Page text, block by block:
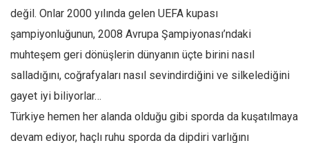
değil. Onlar 2000 yılında gelen UEFA kupası
şampiyonluğunun, 2008 Avrupa Şampiyonası’ndaki
muhteşem geri dönüşlerin dünyanın üçte birini nasıl
salladığını, coğrafyaları nasıl sevindirdiğini ve silkelediğini
gayet iyi biliyorlar…
Türkiye hemen her alanda olduğu gibi sporda da kuşatılmaya
devam ediyor, haçlı ruhu sporda da dipdiri varlığını